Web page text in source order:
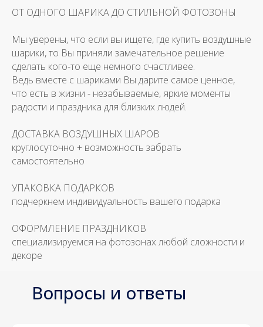
ОТ ОДНОГО ШАРИКА ДО СТИЛЬНОЙ ФОТОЗОНЫ
Мы уверены, что если вы ищете, где купить воздушные
шарики, то Вы приняли замечательное решение
сделать кого-то еще немного счастливее.
Ведь вместе с шариками Вы дарите самое ценное,
что есть в жизни - незабываемые, яркие моменты
радости и праздника для близких людей.
ДОСТАВКА ВОЗДУШНЫХ ШАРОВ
круглосуточно + возможность забрать
самостоятельно
УПАКОВКА ПОДАРКОВ
подчеркнем индивидуальность вашего подарка
ОФОРМЛЕНИЕ ПРАЗДНИКОВ
специализируемся на фотозонах любой сложности и
декоре
Вопросы и ответы